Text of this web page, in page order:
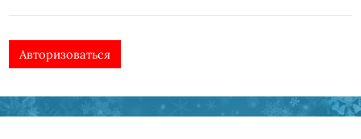
Авторизоваться